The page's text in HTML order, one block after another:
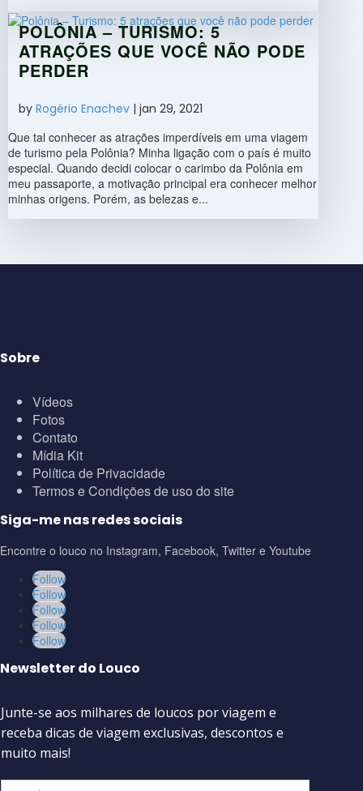
POLÔNIA – TURISMO: 5
ATRAÇÕES QUE VOCÊ NÃO PODE
PERDER
by Rogério Enachev | jan 29, 2021
Que tal conhecer as atrações imperdíveis em uma viagem
de turismo pela Polônia? Minha ligação com o país é muito
especial. Quando decidi colocar o carimbo da Polônia em
meu passaporte, a motivação principal era conhecer melhor
minhas origens. Porém, as belezas e...
Sobre
Vídeos
Fotos
Contato
Mídia Kit
Política de Privacidade
Termos e Condições de uso do site
Siga-me nas redes sociais
Encontre o louco no Instagram, Facebook, Twitter e Youtube
Follow
Follow
Follow
Follow
Follow
Newsletter do Louco